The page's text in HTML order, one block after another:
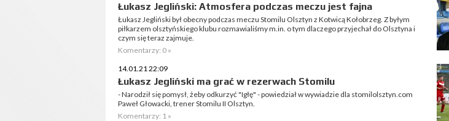
Łukasz Jegliński: Atmosfera podczas meczu jest fajna
Łukasz Jegliński był obecny podczas meczu Stomilu Olsztyn z Kotwicą Kołobrzeg. Z byłym
piłkarzem olsztyńskiego klubu rozmawialiśmy m.in. o tym dlaczego przyjechał do Olsztyna i
czym się teraz zajmuje.
Komentarzy: 0 »
14.01.21 22:09
Łukasz Jegliński ma grać w rezerwach Stomilu
- Narodził się pomysł, żeby odkurzyć "Igłę" - powiedział w wywiadzie dla stomilolsztyn.com
Paweł Głowacki, trener Stomilu II Olsztyn.
Komentarzy: 1 »